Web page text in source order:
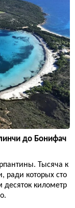
до Бонифач
Тысяча к
ради которых сто
десяток километр